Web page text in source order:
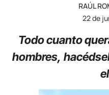
RAÚL
22 de
Todo cuanto
hombres,